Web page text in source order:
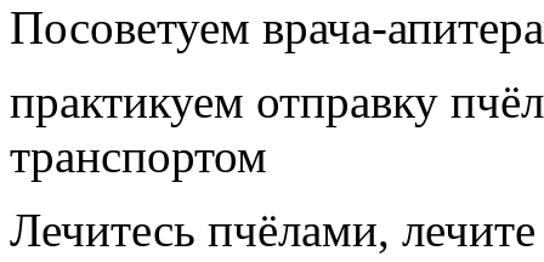
Посоветуем врача-
практикуем отправку
транспортом
Лечитесь пчёлами,